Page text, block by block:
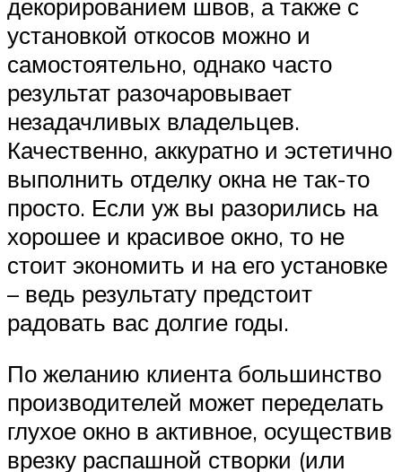
декорированием швов, а также с
установкой откосов можно и
самостоятельно, однако часто
результат разочаровывает
незадачливых владельцев.
Качественно, аккуратно и эстетично
выполнить отделку окна не так-то
просто. Если уж вы разорились на
хорошее и красивое окно, то не
стоит экономить и на его установке
– ведь результату предстоит
радовать вас долгие годы.
По желанию клиента большинство
производителей может переделать
глухое окно в активное, осуществив
врезку распашной створки (или